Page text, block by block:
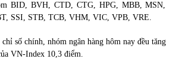
BID, BVH, CTD, CTG, HPG, MBB, MSN,
SSI, STB, TCB, VHM, VIC, VPB, VRE.
số chính, nhóm ngân hàng hôm nay đều tăng
VN-Index 10,3 điểm.